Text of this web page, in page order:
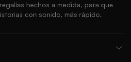
hechos a medida, para que
con sonido, más rápido.